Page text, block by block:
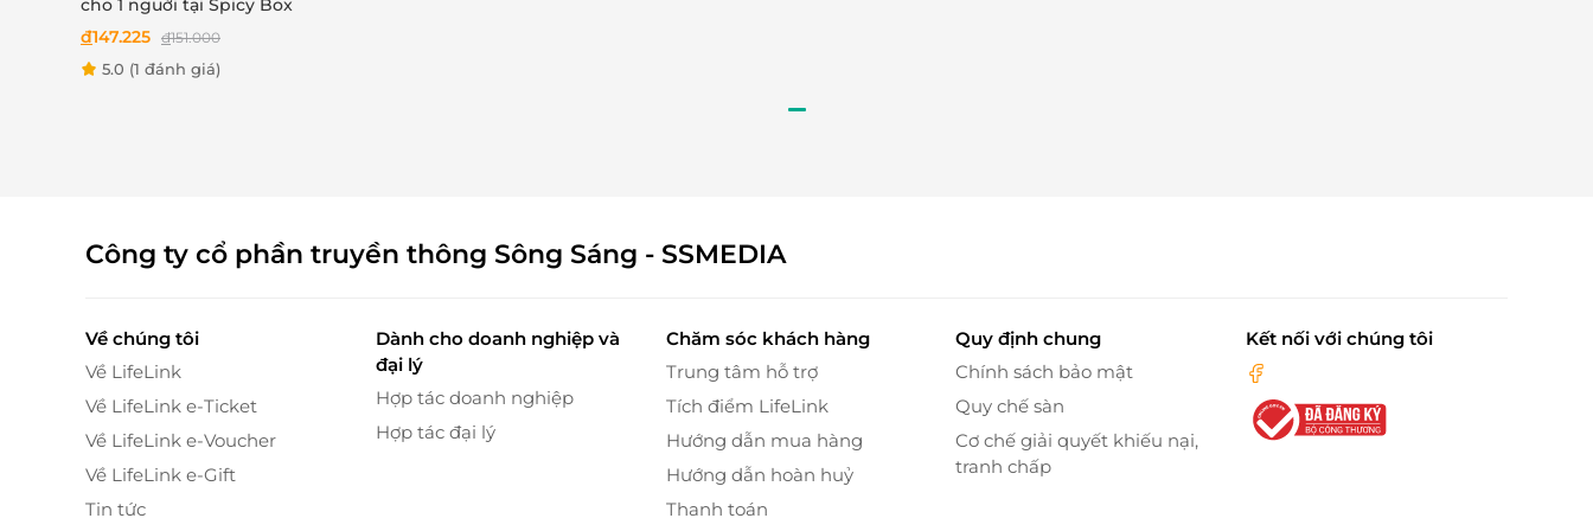
Ngay khi bước vàoHải sản Long Ngư
hiện đại và nét đẹp truyền thống Á Đông. Không gian được thiết kế tinh tế với tông màu ấm, ánh
đèn dịu nhẹ và cách bài trí khéo léo, tạo nên cảm giác gần gũi mà vẫn giữ được vẻ sang trọng.
cho 1 nguời tại Spicy Box
đ147.225 đ151.000
5.0 (1 đánh giá)
Công ty cổ phần truyền thông Sông Sáng - SSMEDIA
Về chúng tôi
Về LifeLink
Về LifeLink e-Ticket
Về LifeLink e-Voucher
Về LifeLink e-Gift
Tin tức
Dành cho doanh nghiệp và
đại lý
Hợp tác doanh nghiệp
Hợp tác đại lý
Chăm sóc khách hàng
Trung tâm hỗ trợ
Tích điểm LifeLink
Hướng dẫn mua hàng
Hướng dẫn hoàn huỷ
Thanh toán
Quy định chung
Chính sách bảo mật
Quy chế sàn
Cơ chế giải quyết khiếu nại,
tranh chấp
Kết nối với chúng tôi